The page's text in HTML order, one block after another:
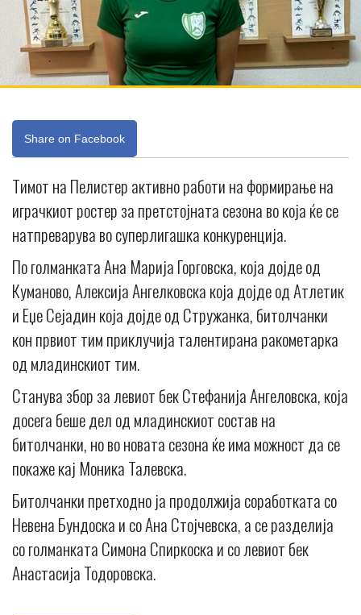
Share on Facebook
Тимот на Пелистер активно работи на формирање на
играчкиот ростер за претстојната сезона во која ќе се
натпреварува во суперлигашка конкуренција.
По голманката Ана Марија Горговска, која дојде од
Куманово, Алексија Ангелковска која дојде од Атлетик
и Еџе Сејадин која дојде од Стружанка, битолчанки
кон првиот тим приклучија талентирана ракометарка
од младинскиот тим.
Станува збор за левиот бек Стефанија Ангеловска, која
досега беше дел од младинскиот состав на
битолчанки, но во новата сезона ќе има можност да се
покаже кај Моника Талевска.
Битолчанки претходно ја продолжија соработката со
Невена Бундоска и со Ана Стојчевска, а се разделија
со голманката Симона Спиркоска и со левиот бек
Анастасија Тодоровска.